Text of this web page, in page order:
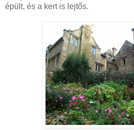
épült, és a kert is lejtős.